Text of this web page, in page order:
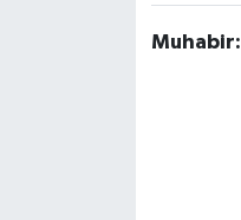
Muhabir: